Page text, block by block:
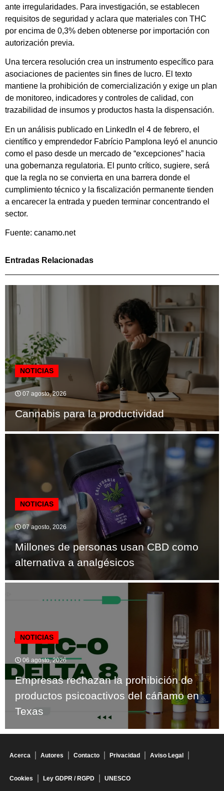
ante irregularidades. Para investigación, se establecen
requisitos de seguridad y aclara que materiales con THC
por encima de 0,3% deben obtenerse por importación con
autorización previa.
Una tercera resolución crea un instrumento específico para
asociaciones de pacientes sin fines de lucro. El texto
mantiene la prohibición de comercialización y exige un plan
de monitoreo, indicadores y controles de calidad, con
trazabilidad de insumos y productos hasta la dispensación.
En un análisis publicado en LinkedIn el 4 de febrero, el
científico y emprendedor Fabrício Pamplona leyó el anuncio
como el paso desde un mercado de “excepciones” hacia
una gobernanza regulatoria. El punto crítico, sugiere, será
que la regla no se convierta en una barrera donde el
cumplimiento técnico y la fiscalización permanente tienden
a encarecer la entrada y pueden terminar concentrando el
sector.
Fuente: canamo.net
Entradas Relacionadas
NOTICIAS
07 agosto, 2026
Cannabis para la productividad
NOTICIAS
07 agosto, 2026
Millones de personas usan CBD como
alternativa a analgésicos
NOTICIAS
06 agosto, 2026
Empresas rechazan la prohibición de
productos psicoactivos del cáñamo en
Texas
Acerca Autores Contacto Privacidad Aviso Legal
Cookies Ley GDPR / RGPD UNESCO